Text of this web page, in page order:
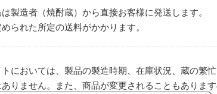
製造者（焼酎蔵）から直接お客様に発送します。
られた所定の送料がかかります。
においては、製品の製造時期、在庫状況、蔵の繁
りません。また、商品が変更されることもありま